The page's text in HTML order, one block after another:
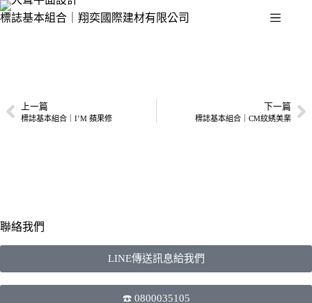
標誌基本組合｜翔奕國際建材有限公司
上一篇
標誌基本組合｜I’M 蘋果修
下一篇
標誌基本組合｜CM紋綉美業
聯絡我們
LINE傳送訊息給我們
☎️ 0800035105